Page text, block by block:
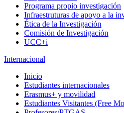
Programa propio investigación
Infraestruturas de apoyo a la
Ética de la Investigación
Comisión de Investigación
UCC+i
Internacional
Inicio
Estudiantes internacionales
Erasmus+ y movilidad
Estudiantes Visitantes (Free